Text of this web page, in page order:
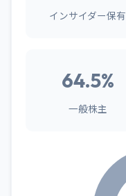
インサイダー保有
64.5%
一般株主